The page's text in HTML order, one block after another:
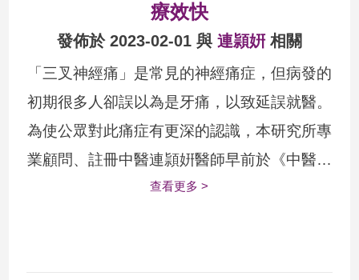
療效快
發佈於 2023-02-01 與 連頴姸 相關
「三叉神經痛」是常見的神經痛症，但病發的
初期很多人卻誤以為是牙痛，以致延誤就醫。
為使公眾對此痛症有更深的認識，本研究所專
業顧問、註冊中醫連頴姸醫師早前於《中醫生
活》撰文，詳細地解釋三叉神經痛的病因及病
查看更多 >